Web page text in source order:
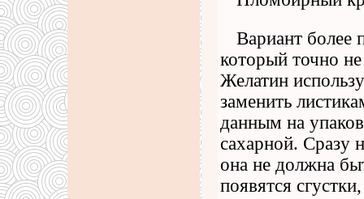
Вариант более
который точно
Желатин
заменить
данным на
сахарной. Сразу
она не должна
появятся